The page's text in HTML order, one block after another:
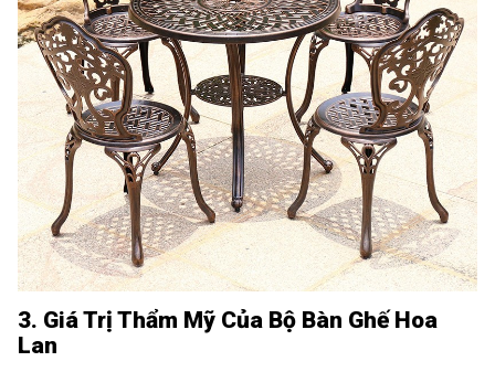
3. Giá Trị Thẩm Mỹ Của Bộ Bàn Ghế Hoa
Lan